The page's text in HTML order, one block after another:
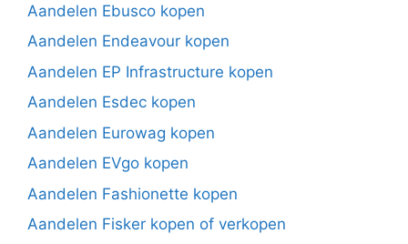
Aandelen Ebusco kopen
Aandelen Endeavour kopen
Aandelen EP Infrastructure kopen
Aandelen Esdec kopen
Aandelen Eurowag kopen
Aandelen EVgo kopen
Aandelen Fashionette kopen
Aandelen Fisker kopen of verkopen